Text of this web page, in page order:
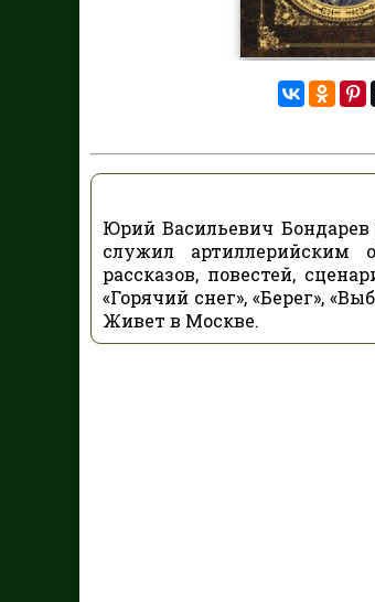
Юрий Васильевич
служил артиллерийским
рассказов, повестей,
«Горячий снег», «Берег»,
Живет в Москве.